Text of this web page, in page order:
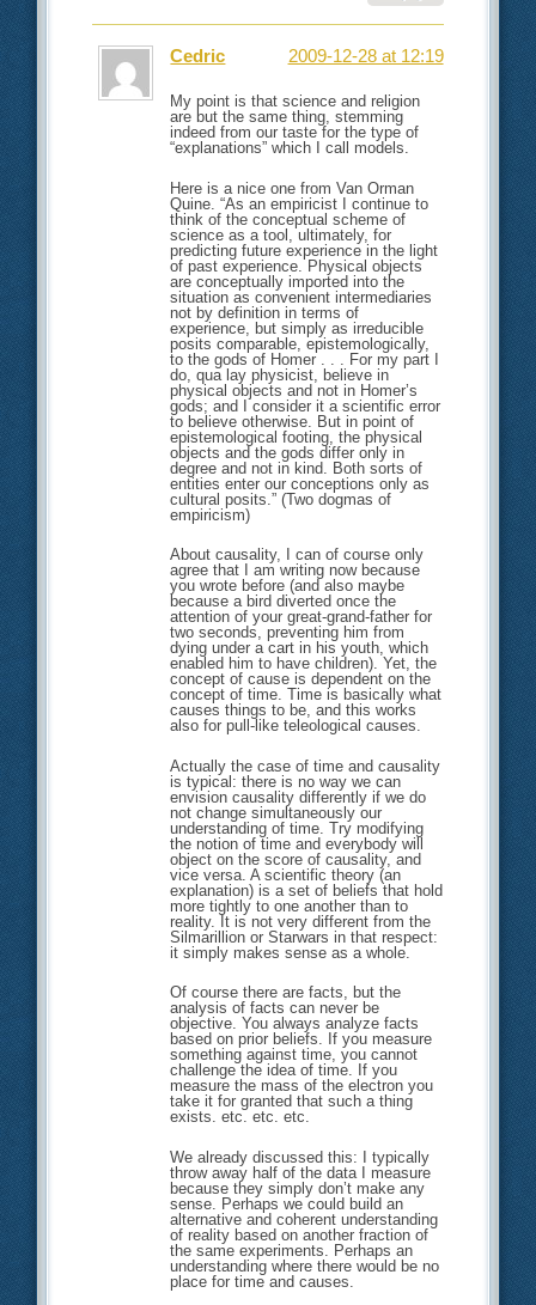
Cedric 2009-12-28 at 12:19
My point is that science and religion
are but the same thing, stemming
indeed from our taste for the type of
“explanations” which I call models.
Here is a nice one from Van Orman
Quine. “As an empiricist I continue to
think of the conceptual scheme of
science as a tool, ultimately, for
predicting future experience in the light
of past experience. Physical objects
are conceptually imported into the
situation as convenient intermediaries
not by definition in terms of
experience, but simply as irreducible
posits comparable, epistemologically,
to the gods of Homer . . . For my part I
do, qua lay physicist, believe in
physical objects and not in Homer’s
gods; and I consider it a scientific error
to believe otherwise. But in point of
epistemological footing, the physical
objects and the gods differ only in
degree and not in kind. Both sorts of
entities enter our conceptions only as
cultural posits.” (Two dogmas of
empiricism)
About causality, I can of course only
agree that I am writing now because
you wrote before (and also maybe
because a bird diverted once the
attention of your great-grand-father for
two seconds, preventing him from
dying under a cart in his youth, which
enabled him to have children). Yet, the
concept of cause is dependent on the
concept of time. Time is basically what
causes things to be, and this works
also for pull-like teleological causes.
Actually the case of time and causality
is typical: there is no way we can
envision causality differently if we do
not change simultaneously our
understanding of time. Try modifying
the notion of time and everybody will
object on the score of causality, and
vice versa. A scientific theory (an
explanation) is a set of beliefs that hold
more tightly to one another than to
reality. It is not very different from the
Silmarillion or Starwars in that respect:
it simply makes sense as a whole.
Of course there are facts, but the
analysis of facts can never be
objective. You always analyze facts
based on prior beliefs. If you measure
something against time, you cannot
challenge the idea of time. If you
measure the mass of the electron you
take it for granted that such a thing
exists. etc. etc. etc.
We already discussed this: I typically
throw away half of the data I measure
because they simply don’t make any
sense. Perhaps we could build an
alternative and coherent understanding
of reality based on another fraction of
the same experiments. Perhaps an
understanding where there would be no
place for time and causes.